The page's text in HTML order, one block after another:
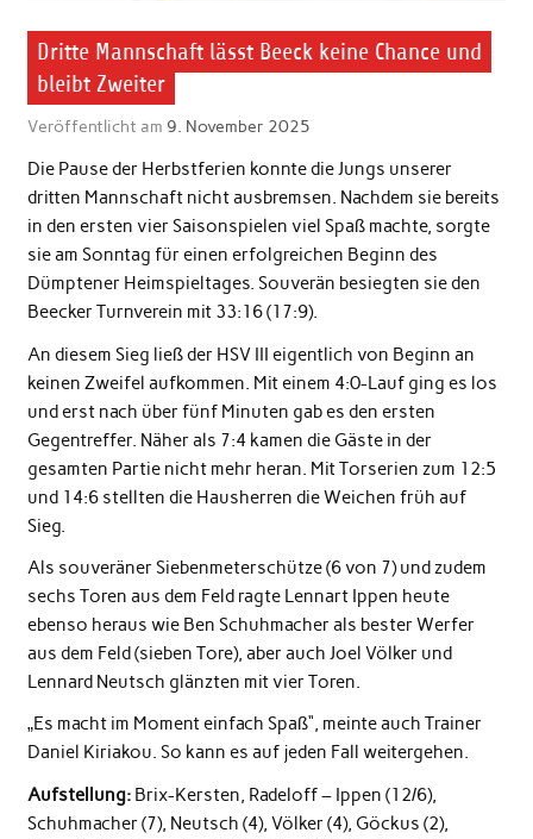
Dritte Mannschaft lässt Beeck keine Chance und
bleibt Zweiter
Veröffentlicht am 9. November 2025
Die Pause der Herbstferien konnte die Jungs unserer
dritten Mannschaft nicht ausbremsen. Nachdem sie bereits
in den ersten vier Saisonspielen viel Spaß machte, sorgte
sie am Sonntag für einen erfolgreichen Beginn des
Dümptener Heimspieltages. Souverän besiegten sie den
Beecker Turnverein mit 33:16 (17:9).
An diesem Sieg ließ der HSV III eigentlich von Beginn an
keinen Zweifel aufkommen. Mit einem 4:0-Lauf ging es los
und erst nach über fünf Minuten gab es den ersten
Gegentreffer. Näher als 7:4 kamen die Gäste in der
gesamten Partie nicht mehr heran. Mit Torserien zum 12:5
und 14:6 stellten die Hausherren die Weichen früh auf
Sieg.
Als souveräner Siebenmeterschütze (6 von 7) und zudem
sechs Toren aus dem Feld ragte Lennart Ippen heute
ebenso heraus wie Ben Schuhmacher als bester Werfer
aus dem Feld (sieben Tore), aber auch Joel Völker und
Lennard Neutsch glänzten mit vier Toren.
„Es macht im Moment einfach Spaß“, meinte auch Trainer
Daniel Kiriakou. So kann es auf jeden Fall weitergehen.
Aufstellung:Brix-Kersten, Radeloff – Ippen (12/6),
Schuhmacher (7), Neutsch (4), Völker (4), Göckus (2),